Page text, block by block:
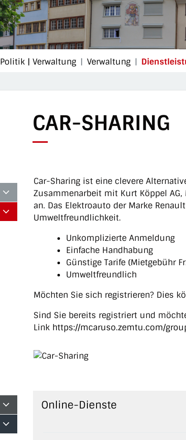
Politik | Verwaltung Verwaltung
CAR-SHARING
Car-Sharing ist eine clevere
Zusammenarbeit mit Kurt Köppel
an. Das Elektroauto der Marke
Umweltfreundlichkeit.
Unkomplizierte Anmeldung
Einfache Handhabung
Günstige Tarife (Mietgebühr
Umweltfreundlich
Möchten Sie sich registrieren? Dies
Sind Sie bereits registriert und
Link https://mcaruso.zemtu.com/
ZUGEHÖRIGE OBJEKTE
Online-Dienste